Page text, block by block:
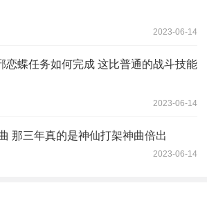
2023-06-14
恋蝶任务如何完成 这比普通的战斗技能
2023-06-14
那三年真的是神仙打架神曲倍出
2023-06-14